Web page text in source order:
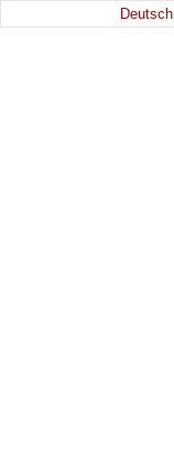
Deutsch